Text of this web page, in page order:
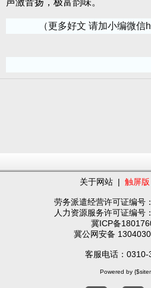
声激音扬，极富韵味。
（更多好文 请加小编微信
关于网站 | 触屏版
劳务派遣经营许可证编号
人力资源服务许可证编号
冀ICP备
冀公网安备
客服电话：0310-
Powered by